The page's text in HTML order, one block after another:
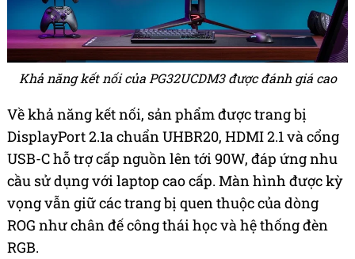
Khả năng kết nối của PG32UCDM3 được đánh giá cao
Về khả năng kết nối, sản phẩm được trang bị
DisplayPort 2.1a chuẩn UHBR20, HDMI 2.1 và cổng
USB-C hỗ trợ cấp nguồn lên tới 90W, đáp ứng nhu
cầu sử dụng với laptop cao cấp. Màn hình được kỳ
vọng vẫn giữ các trang bị quen thuộc của dòng
ROG như chân đế công thái học và hệ thống đèn
RGB.